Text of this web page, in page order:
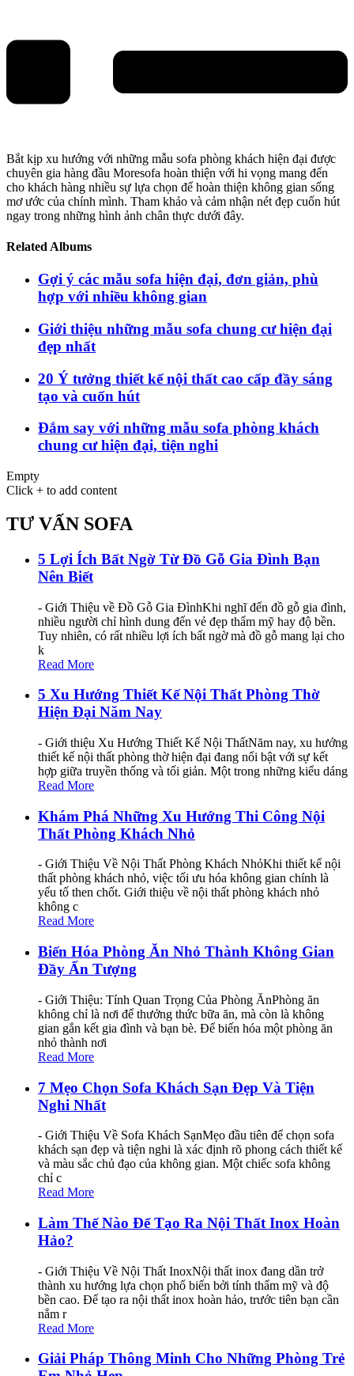
Bắt kịp xu hướng với những mẫu sofa phòng khách hiện đại được
chuyên gia hàng đầu Moresofa hoàn thiện với hi vọng mang đến
cho khách hàng nhiều sự lựa chọn để hoàn thiện không gian sống
mơ ước của chính mình. Tham khảo và cảm nhận nét đẹp cuốn hút
ngay trong những hình ảnh chân thực dưới đây.
Related Albums
Gợi ý các mẫu sofa hiện đại, đơn giản, phù
hợp với nhiều không gian
Giới thiệu những mẫu sofa chung cư hiện đại
đẹp nhất
20 Ý tưởng thiết kế nội thất cao cấp đầy sáng
tạo và cuốn hút
Đắm say với những mẫu sofa phòng khách
chung cư hiện đại, tiện nghi
Empty
Click + to add content
TƯ VẤN SOFA
5 Lợi Ích Bất Ngờ Từ Đồ Gỗ Gia Đình Bạn
Nên Biết
- Giới Thiệu về Đồ Gỗ Gia ĐìnhKhi nghĩ đến đồ gỗ gia đình,
nhiều người chỉ hình dung đến vẻ đẹp thẩm mỹ hay độ bền.
Tuy nhiên, có rất nhiều lợi ích bất ngờ mà đồ gỗ mang lại cho
k
Read More
5 Xu Hướng Thiết Kế Nội Thất Phòng Thờ
Hiện Đại Năm Nay
- Giới thiệu Xu Hướng Thiết Kế Nội ThấtNăm nay, xu hướng
thiết kế nội thất phòng thờ hiện đại đang nổi bật với sự kết
hợp giữa truyền thống và tối giản. Một trong những kiểu dáng
Read More
Khám Phá Những Xu Hướng Thi Công Nội
Thất Phòng Khách Nhỏ
- Giới Thiệu Về Nội Thất Phòng Khách NhỏKhi thiết kế nội
thất phòng khách nhỏ, việc tối ưu hóa không gian chính là
yếu tố then chốt. Giới thiệu về nội thất phòng khách nhỏ
không c
Read More
Biến Hóa Phòng Ăn Nhỏ Thành Không Gian
Đầy Ấn Tượng
- Giới Thiệu: Tính Quan Trọng Của Phòng ĂnPhòng ăn
không chỉ là nơi để thưởng thức bữa ăn, mà còn là không
gian gắn kết gia đình và bạn bè. Để biến hóa một phòng ăn
nhỏ thành nơi
Read More
7 Mẹo Chọn Sofa Khách Sạn Đẹp Và Tiện
Nghi Nhất
- Giới Thiệu Về Sofa Khách SạnMẹo đầu tiên để chọn sofa
khách sạn đẹp và tiện nghi là xác định rõ phong cách thiết kế
và màu sắc chủ đạo của không gian. Một chiếc sofa không
chỉ c
Read More
Làm Thế Nào Để Tạo Ra Nội Thất Inox Hoàn
Hảo?
- Giới Thiệu Về Nội Thất InoxNội thất inox đang dần trở
thành xu hướng lựa chọn phổ biến bởi tính thẩm mỹ và độ
bền cao. Để tạo ra nội thất inox hoàn hảo, trước tiên bạn cần
nắm r
Read More
Giải Pháp Thông Minh Cho Những Phòng Trẻ